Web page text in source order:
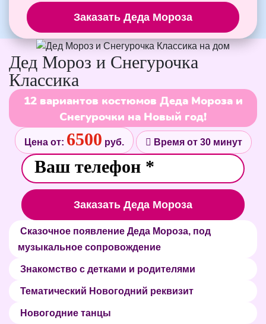
Заказать Деда Мороза
Дед Мороз и Снегурочка
Классика
12 вариантов костюмов Деда Мороза и
Снегурочки на Новый год!
Цена от: 6500 руб. Время от 30 минут
Заказать Деда Мороза
Сказочное появление Деда Мороза, под
музыкальное сопровождение
Знакомство с детками и родителями
Тематический Новогодний реквизит
Новогодние танцы